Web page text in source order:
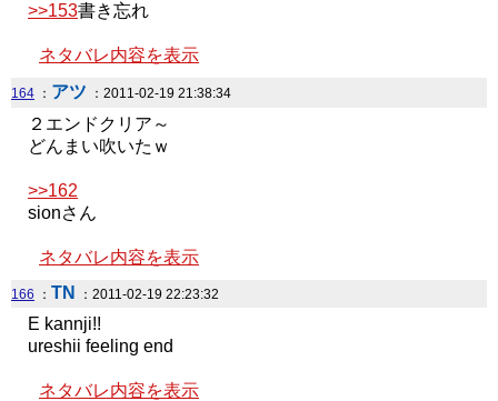
>>153書き忘れ
ネタバレ内容を表示
164 ： アツ ：2011-02-19 21:38:34
２エンドクリア～
どんまい吹いたｗ
>>162
sionさん
ネタバレ内容を表示
166 ： TN ：2011-02-19 22:23:32
E kannji!!
ureshii feeling end
ネタバレ内容を表示